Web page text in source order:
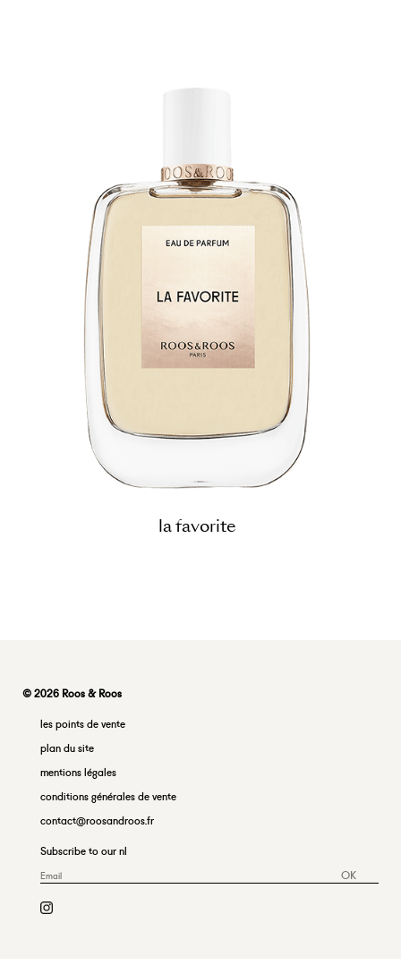
la favorite
© 2026 Roos & Roos
les points de vente
plan du site
mentions légales
conditions générales de vente
contact@roosandroos.fr
Subscribe to our nl
OK